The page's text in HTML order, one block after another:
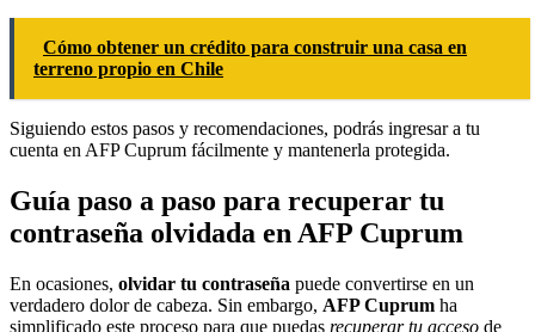
Cómo obtener un crédito para construir una casa en
terreno propio en Chile
Siguiendo estos pasos y recomendaciones, podrás ingresar a tu
cuenta en AFP Cuprum fácilmente y mantenerla protegida.
Guía paso a paso para recuperar tu
contraseña olvidada en AFP Cuprum
En ocasiones, olvidar tu contraseña puede convertirse en un
verdadero dolor de cabeza. Sin embargo, AFP Cuprum ha
simplificado este proceso para que puedas recuperar tu acceso de